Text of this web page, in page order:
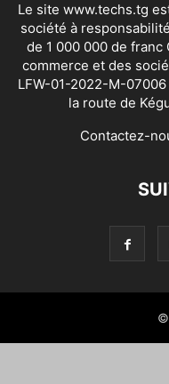
Le site www.techs.tg
société à
de 1 000 000 de franc
commerce et des
LFW-01-2022-M-
la route de
Contactez-
©